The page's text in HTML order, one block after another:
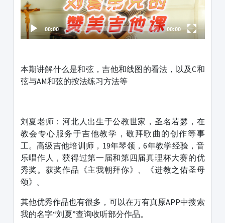
00:00 00:00
本期讲解什么是和弦，吉他和线图的看法，以及C和
弦与AM和弦的按法练习方法等
刘夏老师：河北人出生于公教世家，圣名若瑟，在
教会专心服务于吉他教学，敬拜歌曲的创作等事
工。高级吉他培训师，19年琴领，6年教学经验，音
乐唱作人，获得过第一届和第四届真理杯大赛的优
秀奖。获奖作品《主我朝拜你》、《进教之佑圣母
颂》。
其他优秀作品也有很多，可以在万有真原APP中搜索
我的名字“刘夏”查询收听部分作品。